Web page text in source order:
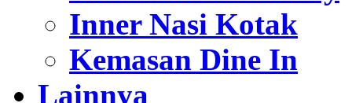
Inner Nasi Kotak
Kemasan Dine In
Lainnya